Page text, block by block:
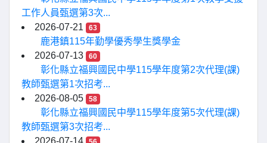
工作人員甄選第3次...
2026-07-21
63
鹿港鎮115年勤學優秀學生獎學金
2026-07-13
60
彰化縣立福興國民中學115學年度第2次代理(課)
教師甄選第1次招考...
2026-08-05
58
彰化縣立福興國民中學115學年度第5次代理(課)
教師甄選第3次招考...
2026-07-14